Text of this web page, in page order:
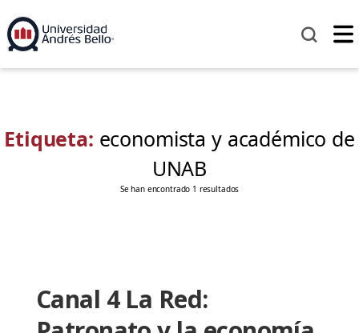
Etiqueta: economista y académico de
UNAB
Se han encontrado 1 resultados
Canal 4 La Red: